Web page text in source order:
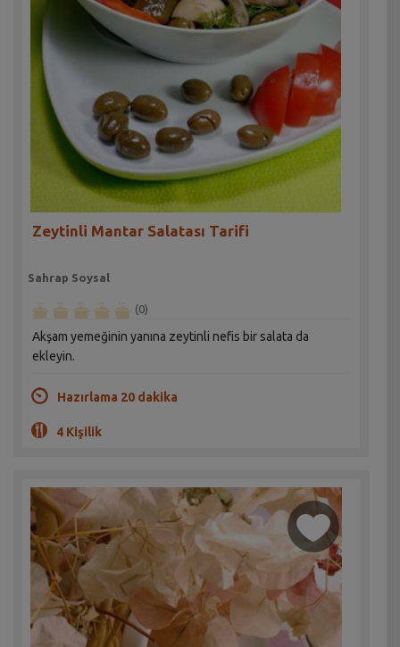
Zeytinli Mantar Salatası Tarifi
Sahrap Soysal
(0)
Akşam yemeğinin yanına zeytinli nefis bir salata da
ekleyin.
Hazırlama 20 dakika
4 Kişilik